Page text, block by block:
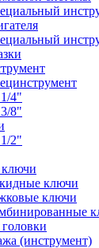
4"
8"
2"
ключи
ключи
(инструмент)